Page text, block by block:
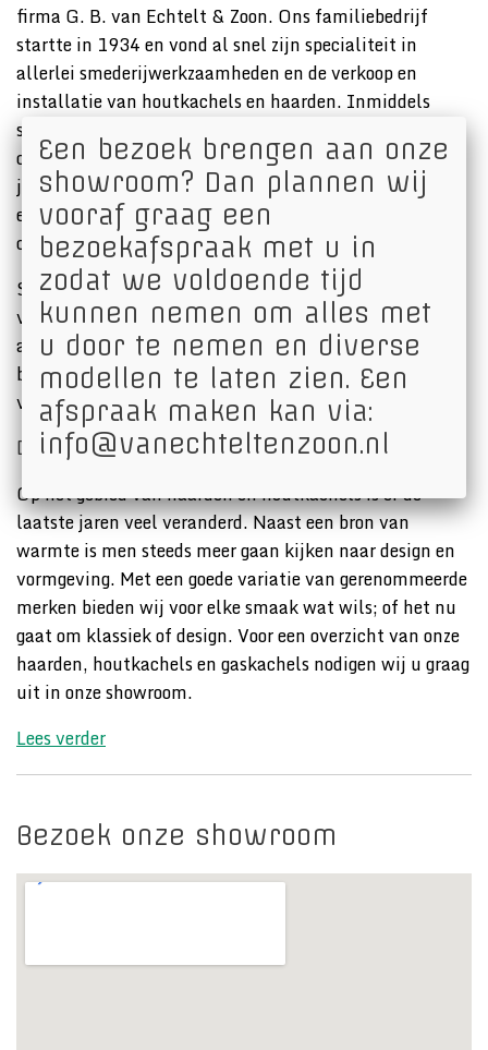
firma G. B. van Echtelt & Zoon. Ons familiebedrijf
startte in 1934 en vond al snel zijn specialiteit in
allerlei smederijwerkzaamheden en de verkoop en
installatie van houtkachels en haarden. Inmiddels
staat de derde generatie aan het roer en zorgt de
combinatie van een gevarieerd productaanbod, de
jarenlange ervaring op gebied van advies en installatie
en de passie voor het vak, voor een unieke en sterke
combinatie.
Sinds 1934 is ons bedrijf gespecialiseerd op het gebied
van open haarden, houtkachels en gashaarden. Van
advies bij uw aankoop tot deskundige installatie bent u
bij ons aan het juiste adres. Als erkend gasfitter kunt u
vertrouwen op veiligheid en kwaliteit.
Diversiteit aan houtkachels en gashaarden
Op het gebied van haarden en houtkachels is er de
laatste jaren veel veranderd. Naast een bron van
warmte is men steeds meer gaan kijken naar design en
vormgeving. Met een goede variatie van gerenommeerde
merken bieden wij voor elke smaak wat wils; of het nu
gaat om klassiek of design. Voor een overzicht van onze
haarden, houtkachels en gaskachels nodigen wij u graag
uit in onze showroom.
Lees verder
Bezoek onze showroom
Een bezoek brengen aan onze
showroom? Dan plannen wij
vooraf graag een
bezoekafspraak met u in
zodat we voldoende tijd
kunnen nemen om alles met
u door te nemen en diverse
modellen te laten zien. Een
afspraak maken kan via:
info@vanechteltenzoon.nl